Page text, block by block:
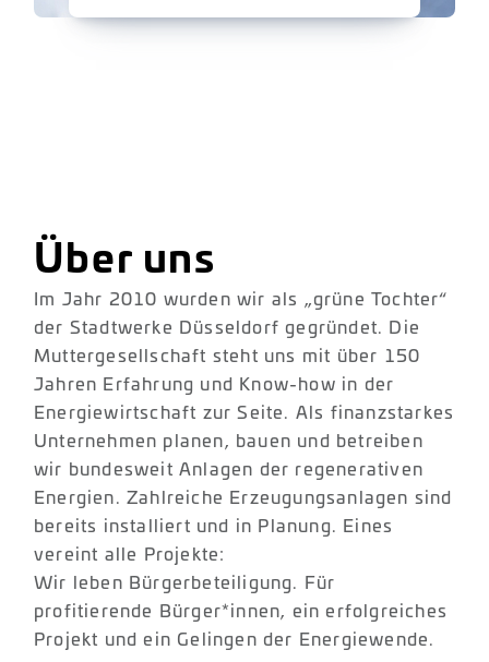
Über uns
Im Jahr 2010 wurden wir als „grüne Tochter“
der Stadtwerke Düsseldorf gegründet. Die
Muttergesellschaft steht uns mit über 150
Jahren Erfahrung und Know-how in der
Energiewirtschaft zur Seite. Als finanzstarkes
Unternehmen planen, bauen und betreiben
wir bundesweit Anlagen der regenerativen
Energien. Zahlreiche Erzeugungsanlagen sind
bereits installiert und in Planung. Eines
vereint alle Projekte:
Wir leben Bürgerbeteiligung. Für
profitierende Bürger*innen, ein erfolgreiches
Projekt und ein Gelingen der Energiewende.